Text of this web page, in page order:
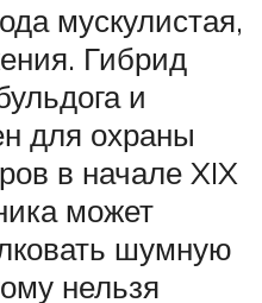
мускулистая,
Гибрид
и
для охраны
в начале XIX
может
шумную
нельзя